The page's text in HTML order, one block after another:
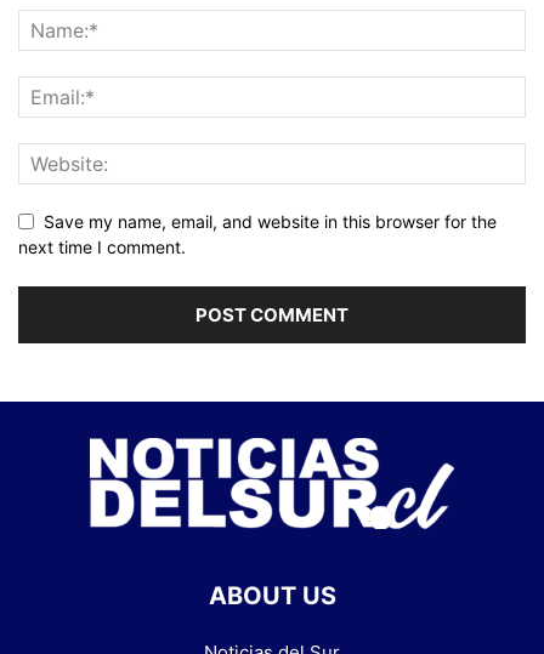
Save my name, email, and website in this browser for the
next time I comment.
ABOUT US